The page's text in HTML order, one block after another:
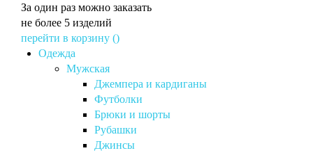
За один раз можно заказать
не более 5 изделий
перейти в корзину ()
Одежда
Мужская
Джемпера и кардиганы
Футболки
Брюки и шорты
Рубашки
Джинсы